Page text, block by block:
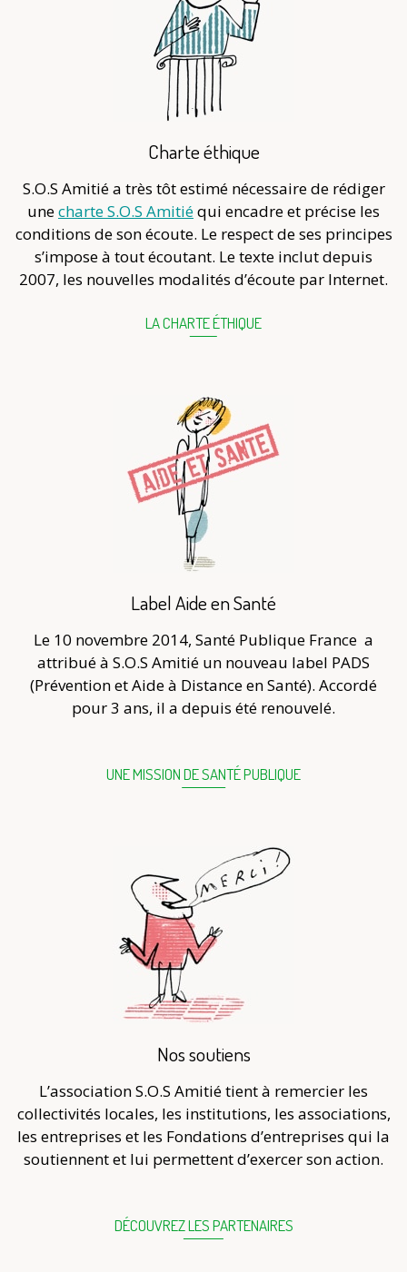
Charte éthique
S.O.S Amitié a très tôt estimé nécessaire de rédiger
unecharte S.O.S Amitiéqui encadre et précise les
conditions de son écoute. Le respect de ses principes
s’impose à tout écoutant. Le texte inclut depuis
2007, les nouvelles modalités d’écoute par Internet.
LA CHARTE ÉTHIQUE
Label Aide en Santé
Le 10 novembre 2014, Santé Publique France a
attribué à S.O.S Amitié un nouveau label PADS
(Prévention et Aide à Distance en Santé). Accordé
pour 3 ans, il a depuis été renouvelé.
UNE MISSION DE SANTÉ PUBLIQUE
Nos soutiens
L’association S.O.S Amitié tient à remercier les
collectivités locales, les institutions, les associations,
les entreprises et les Fondations d’entreprises qui la
soutiennent et lui permettent d’exercer son action.
DÉCOUVREZ LES PARTENAIRES